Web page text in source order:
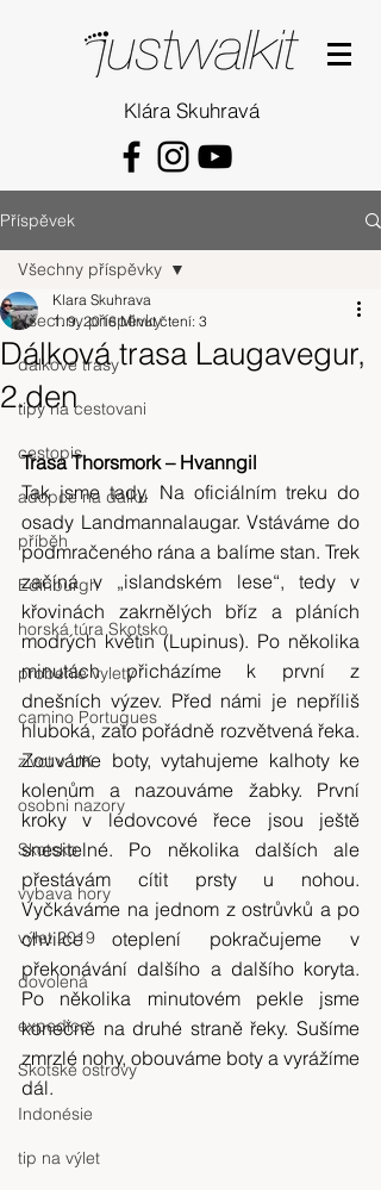
Klára Skuhravá
Příspěvek
Všechny příspěvky
dalkove trasy
tipy na cestovani
cestopis
adopce na dálku
příběh
Edinburgh
horská túra Skotsko
probehle vylety
camino Portugues
zivot v UK
osobni nazory
Skotsko
vybava hory
výlet 2019
dovolená
expedice
Skotské ostrovy
Indonésie
tip na výlet
Všechny příspěvky
Dálková trasa Laugavegur,
2.den
Klara Skuhrava
1. 9. 2016 Minut čtení: 3
Trasa Thorsmork – Hvanngil
Tak jsme tady. Na oficiálním treku do
osady Landmannalaugar. Vstáváme do
podmračeného rána a balíme stan. Trek
začíná v „islandském lese“, tedy v
křovinách zakrnělých bříz a pláních
modrých květin (Lupinus). Po několika
minutách přicházíme k první z
dnešních výzev. Před námi je nepříliš
hluboká, zato pořádně rozvětvená řeka.
Zouváme boty, vytahujeme kalhoty ke
kolenům a nazouváme žabky. První
kroky v ledovcové řece jsou ještě
snesitelné. Po několika dalších ale
přestávám cítit prsty u nohou.
Vyčkáváme na jednom z ostrůvků a po
chvilce oteplení pokračujeme v
překonávání dalšího a dalšího koryta.
Po několika minutovém pekle jsme
konečně na druhé straně řeky. Sušíme
zmrzlé nohy, obouváme boty a vyrážíme
dál.